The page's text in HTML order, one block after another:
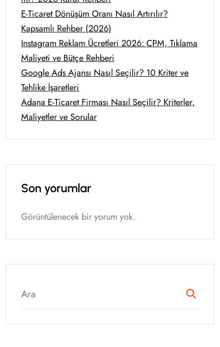
E-Ticaret Dönüşüm Oranı Nasıl Artırılır?
Kapsamlı Rehber (2026)
Instagram Reklam Ücretleri 2026: CPM, Tıklama
Maliyeti ve Bütçe Rehberi
Google Ads Ajansı Nasıl Seçilir? 10 Kriter ve
Tehlike İşaretleri
Adana E-Ticaret Firması Nasıl Seçilir? Kriterler,
Maliyetler ve Sorular
Son yorumlar
Görüntülenecek bir yorum yok.